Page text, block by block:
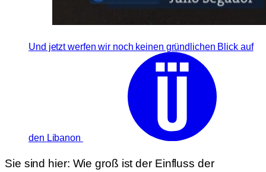
Und jetzt werfen wir noch keinen gründlichen Blick auf
den Libanon
Sie sind hier: Wie groß ist der Einfluss der